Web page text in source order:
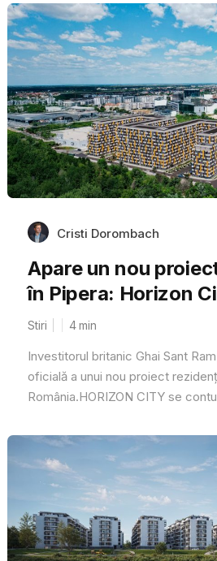
Cristi Dorombach
Apare un nou
în Pipera: Horizon
Stiri 4min
Investitorul britanic Ghai Sant
oficială a unui nou proiect
România.HORIZON CITY se